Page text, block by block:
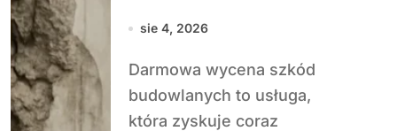
sie 4, 2026
Darmowa wycena szkód
budowlanych to usługa,
która zyskuje coraz